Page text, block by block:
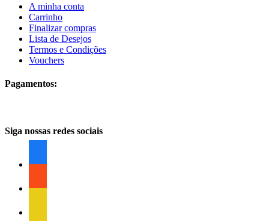
A minha conta
Carrinho
Finalizar compras
Lista de Desejos
Termos e Condições
Vouchers
Pagamentos:
Siga nossas redes sociais